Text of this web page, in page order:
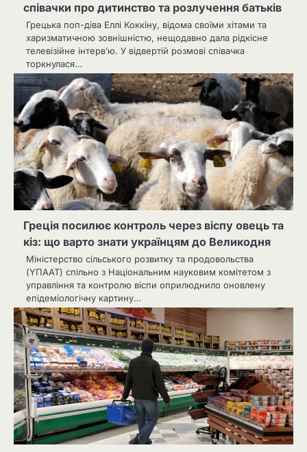
співачки про дитинство та розлучення батьків
Грецька поп-діва Еллі Коккіну, відома своїми хітами та
харизматичною зовнішністю, нещодавно дала рідкісне
телевізійне інтерв’ю. У відвертій розмові співачка
торкнулася…
Греція посилює контроль через віспу овець та
кіз: що варто знати українцям до Великодня
Міністерство сільського розвитку та продовольства
(ΥΠΑΑΤ) спільно з Національним науковим комітетом з
управління та контролю віспи оприлюднило оновлену
епідеміологічну картину…